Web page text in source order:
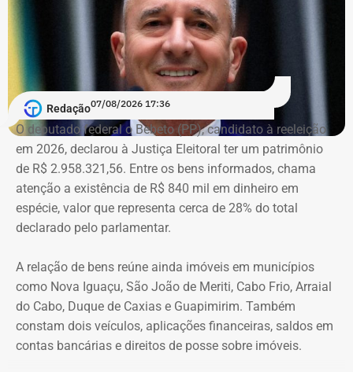
conteúdos que, segundo ação, iam além da informação
do poder público e promoviam pessoalmente o então
prefeito e integrantes do governo.
A acusação afirma que esses canais passaram a
apresentar Crivella como responsável direto por obras,
serviços e programas públicos. Um exemplo disso,
segundo a Ação Popular, foram as publicações em que
Crivella aparece anunciando entregas de obras e
reformas de praças, além de mensagens em primeira
pessoa, como: “Estamos aqui recuperando os aparelhos
da praça”.
*Com informações do g1
Redação07/08/2026 17:36
O deputado federal o Bebeto (PP), candidato à reeleição
em 2026, declarou à Justiça Eleitoral ter um patrimônio
de R$ 2.958.321,56. Entre os bens informados, chama
atenção a existência de R$ 840 mil em dinheiro em
espécie, valor que representa cerca de 28% do total
declarado pelo parlamentar.
A relação de bens reúne ainda imóveis em municípios
como Nova Iguaçu, São João de Meriti, Cabo Frio, Arraial
do Cabo, Duque de Caxias e Guapimirim. Também
constam dois veículos, aplicações financeiras, saldos em
contas bancárias e direitos de posse sobre imóveis.